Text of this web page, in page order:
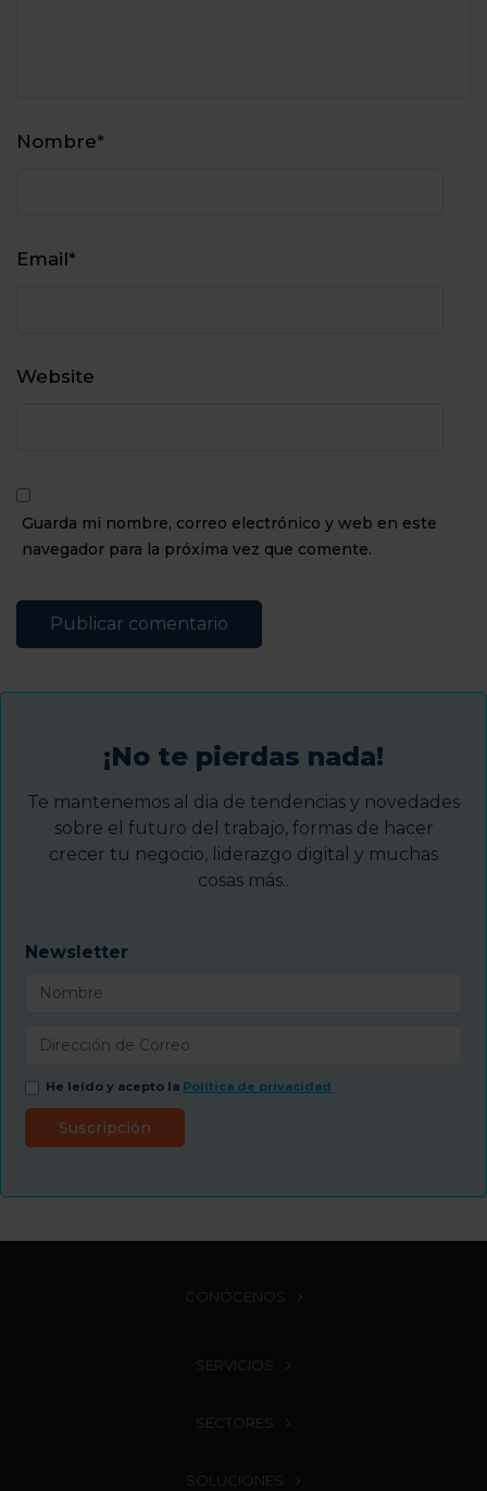
Nombre*
Email*
Website
Guarda mi nombre, correo electrónico y web en este
navegador para la próxima vez que comente.
¡No te pierdas nada!
Te mantenemos al dia de tendencias y novedades
sobre el futuro del trabajo, formas de hacer
crecer tu negocio, liderazgo digital y muchas
cosas más..
Newsletter
He leído y acepto la Política de privacidad
CONÓCENOS
SERVICIOS
SECTORES
SOLUCIONES